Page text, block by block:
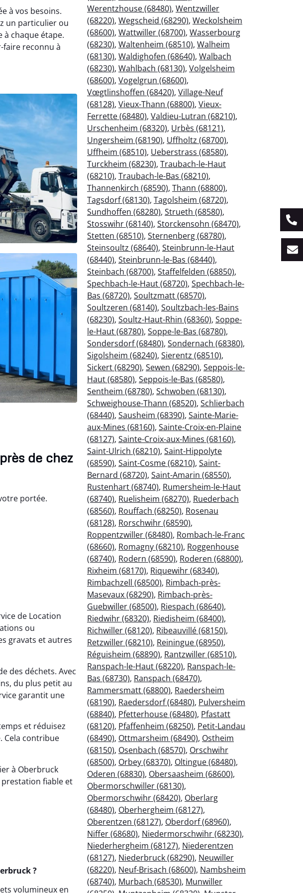
à vos besoins.
un particulier ou
chaque étape.
faire reconnu à
de chez
portée.
de Location
ou
gravats et autres
des déchets. Avec
du plus petit au
garantit une
et réduisez
Cela contribue
à Oberbruck
fiable et
?
volumineux en
Werentzhouse (68480), Wentzwiller
(68220), Wegscheid (68290), Weckolsheim
(68600), Wattwiller (68700), Wasserbourg
(68230), Waltenheim (68510), Walheim
(68130), Waldighofen (68640), Walbach
(68230), Wahlbach (68130), Volgelsheim
(68600), Vogelgrun (68600),
Vœgtlinshoffen (68420), Village-Neuf
(68128), Vieux-Thann (68800), Vieux-
Ferrette (68480), Valdieu-Lutran (68210),
Urschenheim (68320), Urbès (68121),
Ungersheim (68190), Uffholtz (68700),
Uffheim (68510), Ueberstrass (68580),
Turckheim (68230), Traubach-le-Haut
(68210), Traubach-le-Bas (68210),
Thannenkirch (68590), Thann (68800),
Tagsdorf (68130), Tagolsheim (68720),
Sundhoffen (68280), Strueth (68580),
Stosswihr (68140), Storckensohn (68470),
Stetten (68510), Sternenberg (68780),
Steinsoultz (68640), Steinbrunn-le-Haut
(68440), Steinbrunn-le-Bas (68440),
Steinbach (68700), Staffelfelden (68850),
Spechbach-le-Haut (68720), Spechbach-le-
Bas (68720), Soultzmatt (68570),
Soultzeren (68140), Soultzbach-les-Bains
(68230), Soultz-Haut-Rhin (68360), Soppe-
le-Haut (68780), Soppe-le-Bas (68780),
Sondersdorf (68480), Sondernach (68380),
Sigolsheim (68240), Sierentz (68510),
Sickert (68290), Sewen (68290), Seppois-le-
Haut (68580), Seppois-le-Bas (68580),
Sentheim (68780), Schwoben (68130),
Schweighouse-Thann (68520), Schlierbach
(68440), Sausheim (68390), Sainte-Marie-
aux-Mines (68160), Sainte-Croix-en-Plaine
(68127), Sainte-Croix-aux-Mines (68160),
Saint-Ulrich (68210), Saint-Hippolyte
(68590), Saint-Cosme (68210), Saint-
Bernard (68720), Saint-Amarin (68550),
Rustenhart (68740), Rumersheim-le-Haut
(68740), Ruelisheim (68270), Ruederbach
(68560), Rouffach (68250), Rosenau
(68128), Rorschwihr (68590),
Roppentzwiller (68480), Rombach-le-Franc
(68660), Romagny (68210), Roggenhouse
(68740), Rodern (68590), Roderen (68800),
Rixheim (68170), Riquewihr (68340),
Rimbachzell (68500), Rimbach-près-
Masevaux (68290), Rimbach-près-
Guebwiller (68500), Riespach (68640),
Riedwihr (68320), Riedisheim (68400),
Richwiller (68120), Ribeauvillé (68150),
Retzwiller (68210), Reiningue (68950),
Réguisheim (68890), Rantzwiller (68510),
Ranspach-le-Haut (68220), Ranspach-le-
Bas (68730), Ranspach (68470),
Rammersmatt (68800), Raedersheim
(68190), Raedersdorf (68480), Pulversheim
(68840), Pfetterhouse (68480), Pfastatt
(68120), Pfaffenheim (68250), Petit-Landau
(68490), Ottmarsheim (68490), Ostheim
(68150), Osenbach (68570), Orschwihr
(68500), Orbey (68370), Oltingue (68480),
Oderen (68830), Obersaasheim (68600),
Obermorschwiller (68130),
Obermorschwihr (68420), Oberlarg
(68480), Oberhergheim (68127),
Oberentzen (68127), Oberdorf (68960),
Niffer (68680), Niedermorschwihr (68230),
Niederhergheim (68127), Niederentzen
(68127), Niederbruck (68290), Neuwiller
(68220), Neuf-Brisach (68600), Nambsheim
(68740), Murbach (68530), Munwiller